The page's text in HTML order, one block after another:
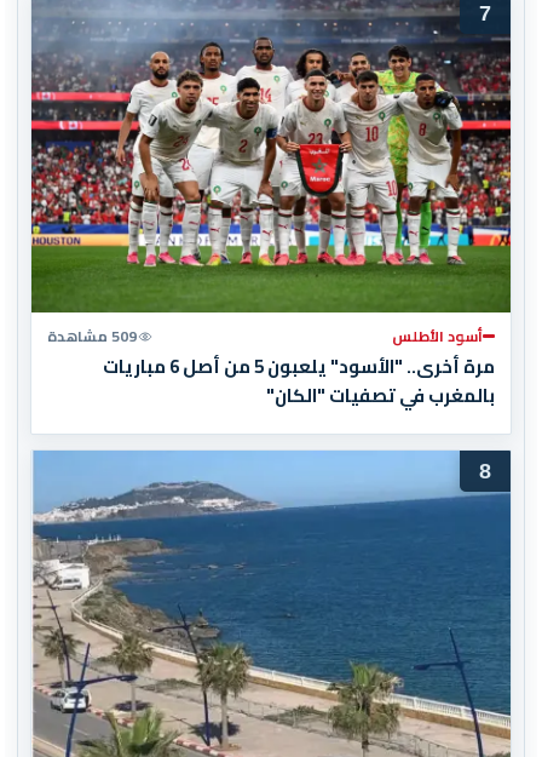
7
أسود الأطلس 509 مشاهدة
مرة أخرى.. "الأسود" يلعبون 5 من أصل 6 مباريات
بالمغرب في تصفيات "الكان"
8